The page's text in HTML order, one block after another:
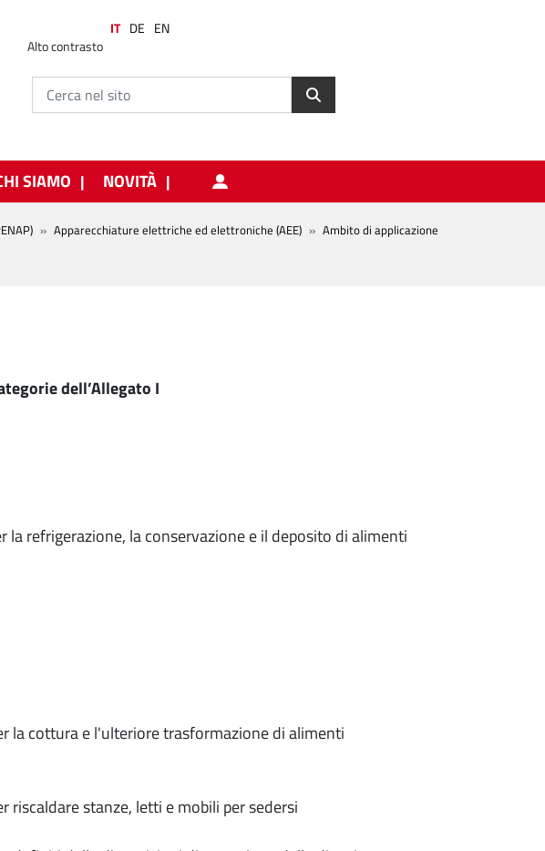
Alto contrasto
IT DE EN
SIAMO NOVITÀ
Apparecchiature elettriche ed elettroniche (AEE)
Ambito di applicazione
dell’Allegato I
la conservazione e il deposito di alimenti
cottura e l'ulteriore trasformazione di alimenti
stanze, letti e mobili per sedersi